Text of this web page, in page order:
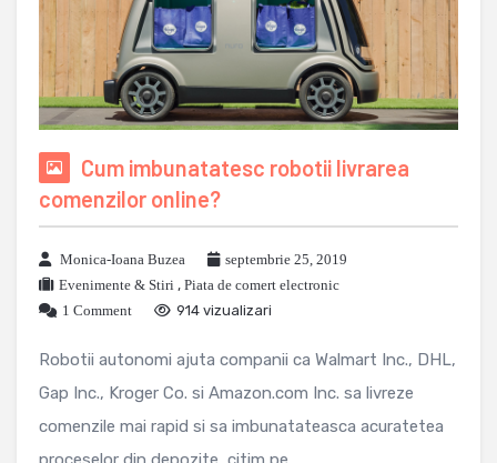
Cum imbunatatesc robotii livrarea
comenzilor online?
Monica-Ioana Buzea
septembrie 25, 2019
Evenimente & Stiri , Piata de comert electronic
1 Comment
914 vizualizari
Robotii autonomi ajuta companii ca Walmart Inc., DHL,
Gap Inc., Kroger Co. si Amazon.com Inc. sa livreze
comenzile mai rapid si sa imbunatateasca acuratetea